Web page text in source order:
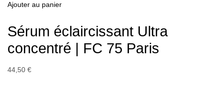
Ajouter au panier
Sérum éclaircissant Ultra
concentré | FC 75 Paris
44,50 €